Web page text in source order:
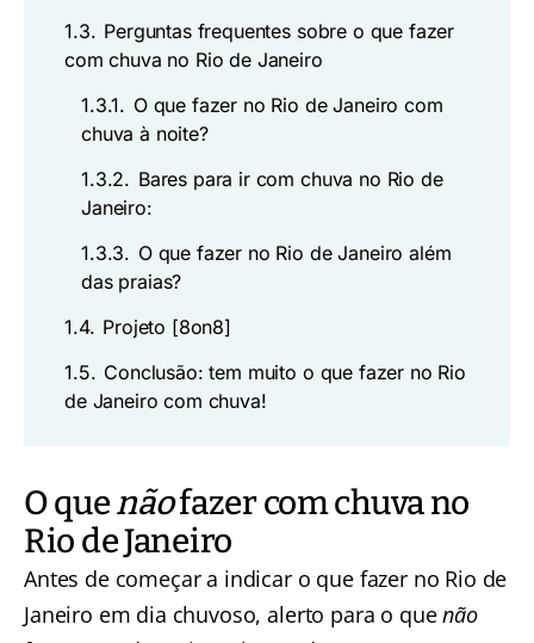
1.3. Perguntas frequentes sobre o que fazer
com chuva no Rio de Janeiro
1.3.1. O que fazer no Rio de Janeiro com
chuva à noite?
1.3.2. Bares para ir com chuva no Rio de
Janeiro:
1.3.3. O que fazer no Rio de Janeiro além
das praias?
1.4. Projeto [8on8]
1.5. Conclusão: tem muito o que fazer no Rio
de Janeiro com chuva!
O quenãofazer com chuva no
Rio de Janeiro
Antes de começar a indicar o que fazer no Rio de
Janeiro em dia chuvoso, alerto para o quenão